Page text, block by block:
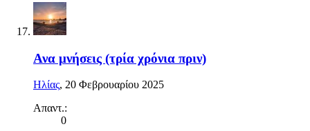
Ανα μνήσεις (τρία χρόνια πριν)
Ηλίας, 20 Φεβρουαρίου 2025
Απαντ.:
0